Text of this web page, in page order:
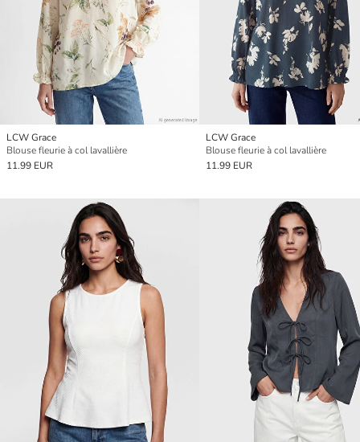
LCW Grace
Blouse fleurie à col lavallière
11.99 EUR
LCW Grace
Blouse fleurie à col lavallière
11.99 EUR